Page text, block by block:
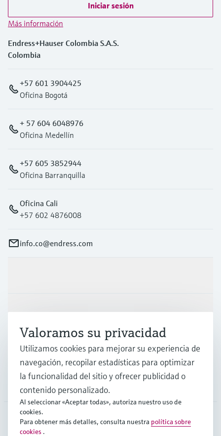
Iniciar sesión
Más información
Endress+Hauser Colombia S.A.S.
Colombia
+57 601 3904425
Oficina Bogotá
+ 57 604 6048976
Oficina Medellín
+57 605 3852944
Oficina Barranquilla
Oficina Cali
+57 602 4876008
info.co@endress.com
Industrias
Soporte
COL
Valoramos su privacidad
Utilizamos cookies para mejorar su experiencia de
navegación, recopilar estadísticas para optimizar
la funcionalidad del sitio y ofrecer publicidad o
contenido personalizado.
Al seleccionar «Aceptar todas», autoriza nuestro uso de
cookies.
Para obtener más detalles, consulta nuestra política sobre
cookies .